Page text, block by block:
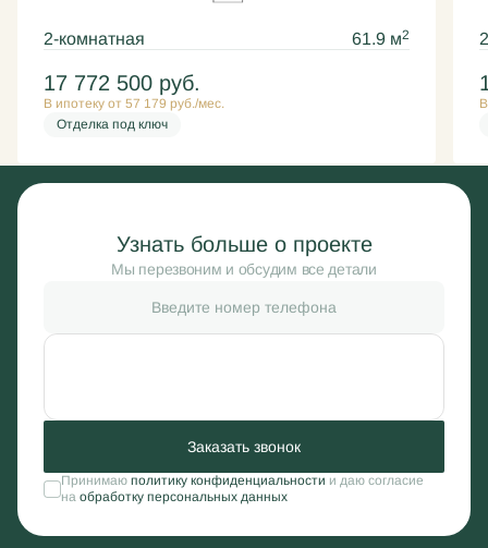
2-комнатная 61.9 м2
17 772 500 руб.
В ипотеку от 57 179 руб./мес.
Отделка под ключ
Узнать больше о проекте
Мы перезвоним и обсудим все детали
Заказать звонок
Принимаю политику конфиденциальности и даю согласие
на обработку персональных данных